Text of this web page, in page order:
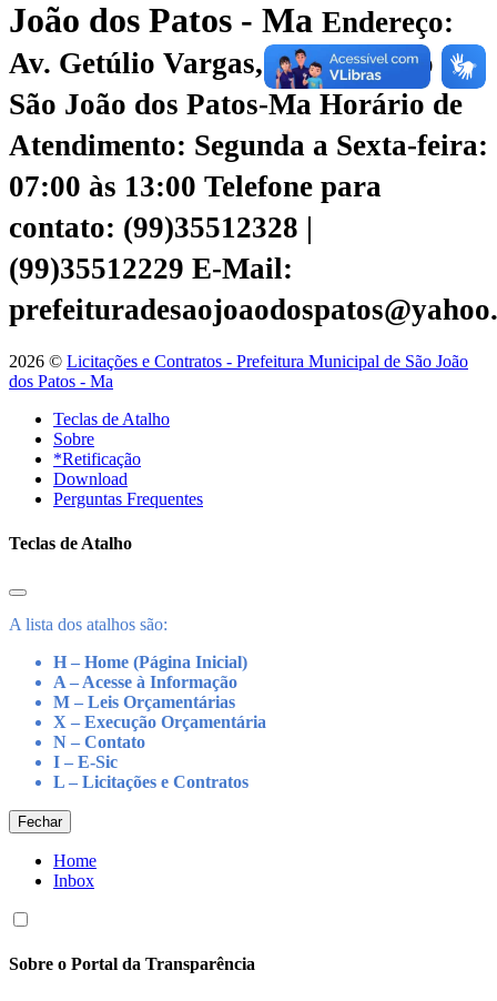
João dos Patos - Ma Endereço:
Av. Getúlio Vargas, 135 - Centro |
São João dos Patos-Ma Horário de
Atendimento: Segunda a Sexta-feira:
07:00 às 13:00 Telefone para
contato: (99)35512328 |
(99)35512229 E-Mail:
2026 © Licitações e Contratos - Prefeitura Municipal de São João
dos Patos - Ma
Teclas de Atalho
Sobre
*Retificação
Download
Perguntas Frequentes
Teclas de Atalho
A lista dos atalhos são:
H – Home (Página Inicial)
A – Acesse à Informação
M – Leis Orçamentárias
X – Execução Orçamentária
N – Contato
I – E-Sic
L – Licitações e Contratos
Fechar
Home
Inbox
Sobre o Portal da Transparência